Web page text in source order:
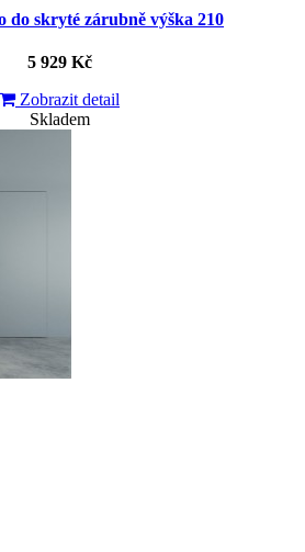
do skryté zárubně výška 210
5 929 Kč
Zobrazit detail
Skladem